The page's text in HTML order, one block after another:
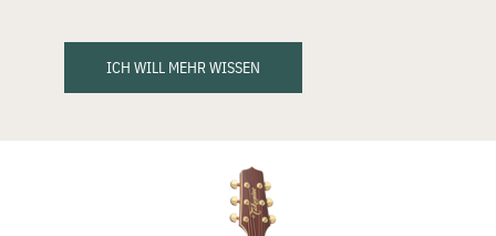
ICH WILL MEHR WISSEN